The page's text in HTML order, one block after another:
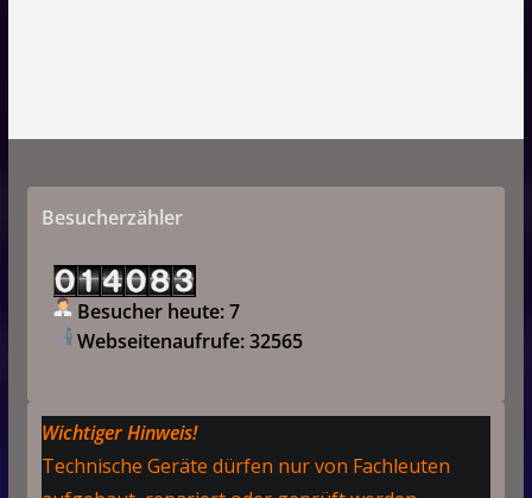
Besucherzähler
Besucher heute: 7
Webseitenaufrufe: 32565
Wichtiger Hinweis!
Technische Geräte dürfen nur von Fachleuten